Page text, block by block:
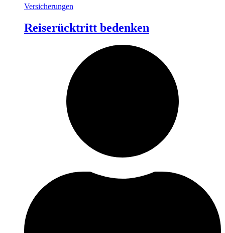
Versicherungen
Reiserücktritt bedenken